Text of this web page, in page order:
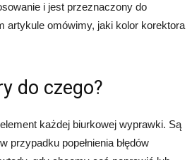
i jest przeznaczony do
artykule omówimy, jaki kolor korektora
do czego?
każdej biurkowej wyprawki. Są
przypadku popełnienia błędów